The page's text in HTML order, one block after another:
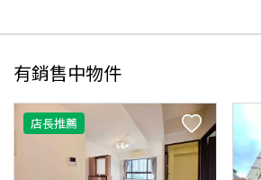
有銷售中物件
店長推薦